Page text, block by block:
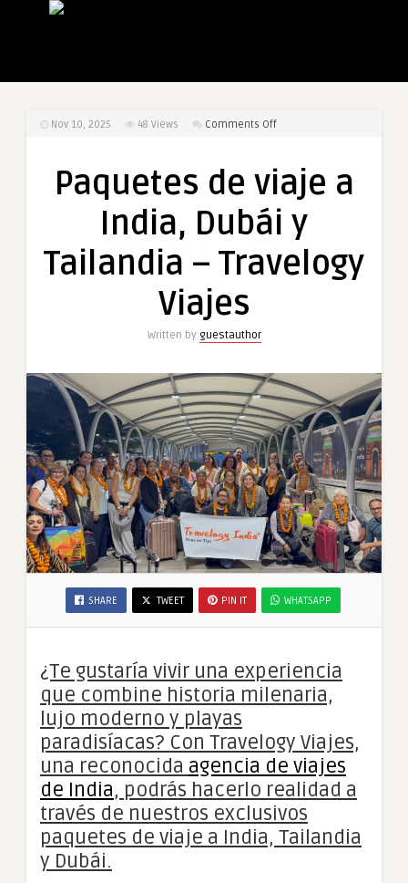
Nov 10, 2025 48 Views Comments Offon
viaje
India,
Dubái
y
Paquetes de viaje a
India, Dubái y
Tailandia – Travelogy
Viajes
Written by guestauthor
SHARE TWEET PIN IT WHATSAPP
¿Te gustaría vivir una experiencia
que combine historia milenaria,
lujo moderno y playas
paradisíacas? Con Travelogy Viajes,
una reconocida agencia de viajes
de India, podrás hacerlo realidad a
través de nuestros exclusivos
paquetes de viaje a India, Tailandia
y Dubái.